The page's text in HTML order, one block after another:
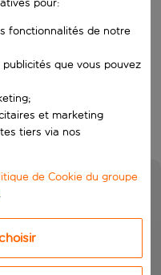
pour:
fonctionnalités de notre
que vous pouvez
et marketing
tiers via nos
de Cookie du groupe